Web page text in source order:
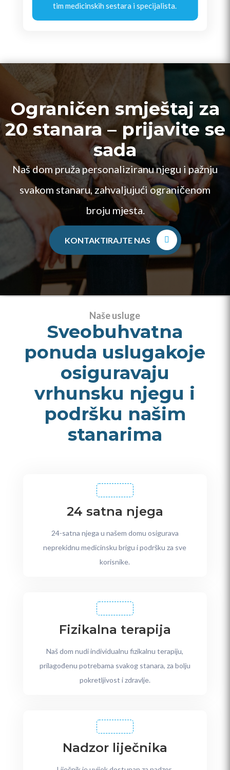
tim medicinskih sestara i specijalista.
Ograničen smještaj za
20 stanara – prijavite se
sada
Naš dom pruža personaliziranu njegu i pažnju
svakom stanaru, zahvaljujući ograničenom
broju mjesta.
KONTAKTIRAJTE NAS
Naše usluge
Sveobuhvatna
ponuda uslugakoje
osiguravaju
vrhunsku njegu i
podršku našim
stanarima
24 satna njega
24-satna njega u našem domu osigurava
neprekidnu medicinsku brigu i podršku za sve
korisnike.
Fizikalna terapija
Naš dom nudi individualnu fizikalnu terapiju,
prilagođenu potrebama svakog stanara, za bolju
pokretljivost i zdravlje.
Nadzor liječnika